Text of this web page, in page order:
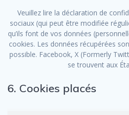
Veuillez lire la déclaration de
sociaux (qui peut être modifiée
qu’ils font de vos données
cookies. Les données récupérées
possible. Facebook, X (Formerly
se trouvent aux
6. Cookies placés